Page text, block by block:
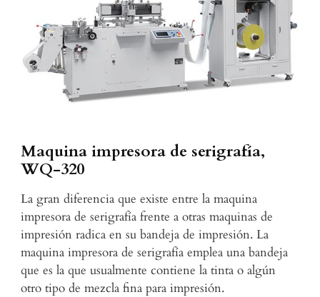
Maquina impresora de serigrafía,
WQ-320
La gran diferencia que existe entre la maquina
impresora de serigrafía frente a otras maquinas de
impresión radica en su bandeja de impresión. La
maquina impresora de serigrafía emplea una bandeja
que es la que usualmente contiene la tinta o algún
otro tipo de mezcla fina para impresión.